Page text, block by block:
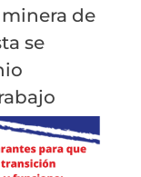
de
se